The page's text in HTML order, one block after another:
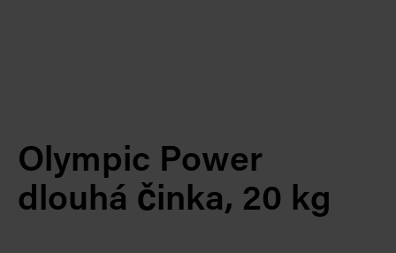
Olympic Power
dlouhá činka, 20 kg